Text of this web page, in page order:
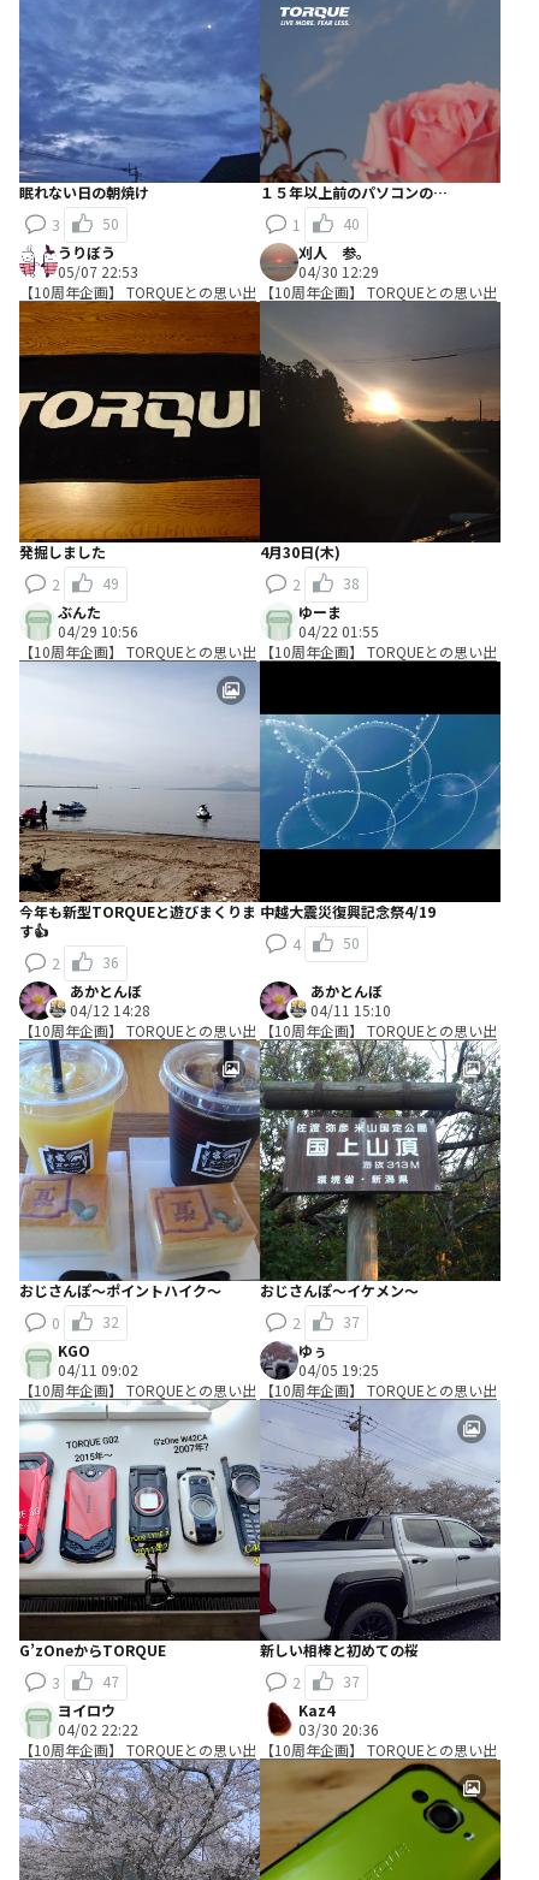
眠れない日の朝焼け
3
50
１５年以上前のパソコンの…
1
40
うりぼう
05/07 22:53
【10周年企画】 TORQUEとの思い出
発掘しました
2
49
刈人 参。
04/30 12:29
【10周年企画】 TORQUEとの思い出
4月30日(木)
2
38
ぶんた
04/29 10:56
【10周年企画】 TORQUEとの思い出
今年も新型TORQUEと遊びまくりま
す👍
2
36
ゆーま
04/22 01:55
【10周年企画】 TORQUEとの思い出
中越大震災復興記念祭4/19
4
50
あかとんぼ
04/12 14:28
【10周年企画】 TORQUEとの思い出
おじさんぽ〜ポイントハイク〜
0
32
あかとんぼ
04/11 15:10
【10周年企画】 TORQUEとの思い出
おじさんぽ〜イケメン〜
2
37
KGO
04/11 09:02
【10周年企画】 TORQUEとの思い出
G’zOneからTORQUE
3
47
ゆぅ
04/05 19:25
【10周年企画】 TORQUEとの思い出
新しい相棒と初めての桜
2
37
ヨイロウ
04/02 22:22
【10周年企画】 TORQUEとの思い出
Kaz4
03/30 20:36
【10周年企画】 TORQUEとの思い出